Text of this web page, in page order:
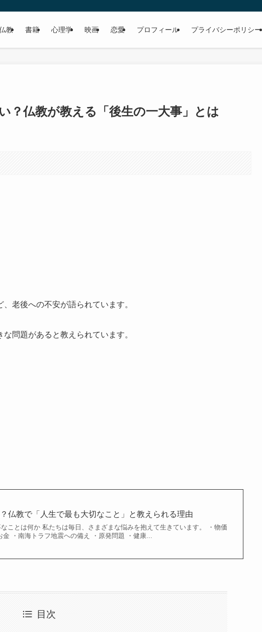
教 書籍 心理学 映画 恋愛 プロフィール プライバシーポリシー
？仏教が教える「後生の一大事」とは
老後への不安が語られています。
問題があると教えられています。
仏教で「人生で最も大切なこと」と教えられる理由
ことは何か 私たちは毎日、さまざまな悩みを抱えて生きています。 ・物価
金 ・南海トラフ地震への備え ・原発問題 ・健康...
目次